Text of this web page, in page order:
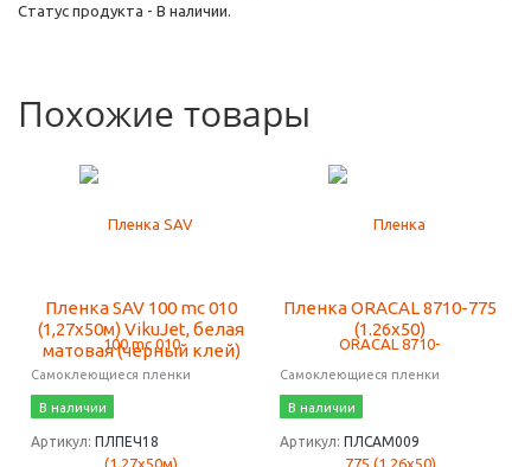
Статус продукта - В наличии.
Похожие товары
Пленка SAV 100 mc 010
(1,27х50м) VikuJet, белая
матовая (черный клей)
Самоклеющиеся пленки
В наличии
Артикул: ПЛПЕЧ18
Пленка ORACAL 8710-775
(1.26х50)
Самоклеющиеся пленки
В наличии
Артикул: ПЛСАМ009